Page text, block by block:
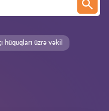
hüquqları üzrə vəkil